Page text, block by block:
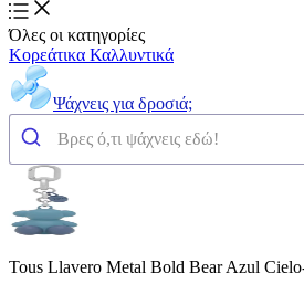
Όλες οι κατηγορίες
Κορεάτικα Καλλυντικά
Ψάχνεις για δροσιά;
Tous Llavero Metal Bold Bear Azul